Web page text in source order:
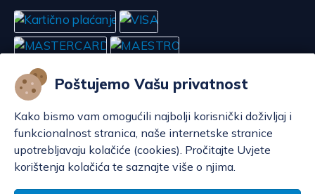
Poštujemo Vašu privatnost
Kako bismo vam omogućili najbolji korisnički doživljaj i
funkcionalnost stranica, naše internetske stranice
upotrebljavaju kolačiće (cookies). Pročitajte Uvjete
korištenja kolačića te saznajte više o njima.